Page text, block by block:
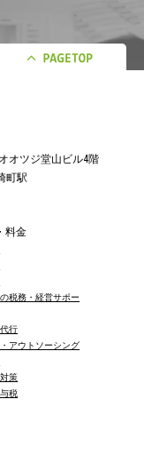
オツジ堂山ビル4階
町駅
料金
税務・経営サポー
行
アウトソーシング
策
税